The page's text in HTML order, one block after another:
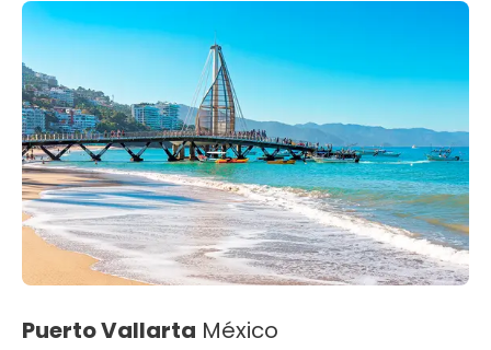
Puerto Vallarta México